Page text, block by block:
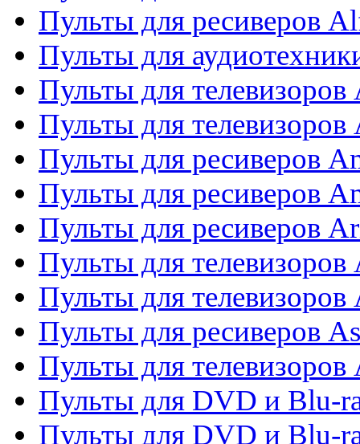
Пульты для ресиверов
Пульты для
Пульты для
Пульты для
Пульты для ресиверов
Пульты для ресиверов
Пульты для ресиверов
Пульты для
Пульты для телевизоров
Пульты для ресиверов
Пульты для телевизоров
Пульты для DVD и Blu-
Пульты для DVD и Blu-